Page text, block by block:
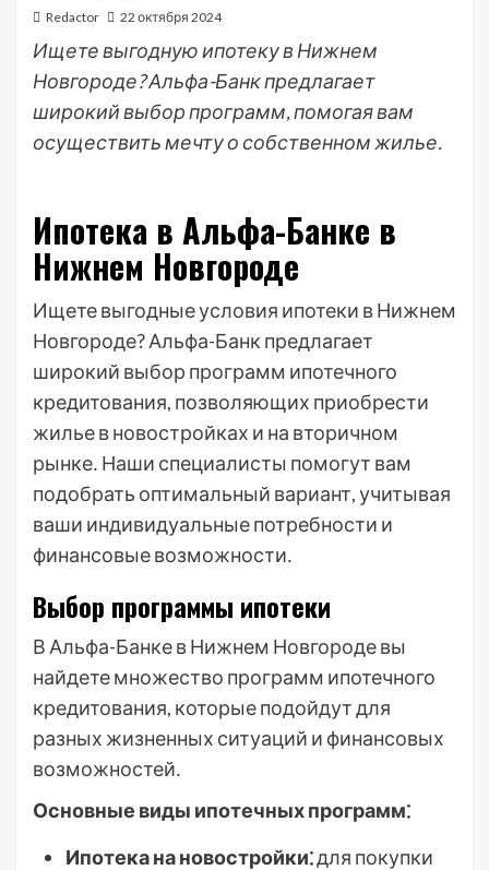
Redactor 22 октября 2024
Ищете выгодную ипотеку в Нижнем
Новгороде? Альфа-Банк предлагает
широкий выбор программ, помогая вам
осуществить мечту о собственном жилье.
Ипотека в Альфа-Банке в
Нижнем Новгороде
Ищете выгодные условия ипотеки в Нижнем
Новгороде? Альфа-Банк предлагает
широкий выбор программ ипотечного
кредитования, позволяющих приобрести
жилье в новостройках и на вторичном
рынке․ Наши специалисты помогут вам
подобрать оптимальный вариант, учитывая
ваши индивидуальные потребности и
финансовые возможности․
Выбор программы ипотеки
В Альфа-Банке в Нижнем Новгороде вы
найдете множество программ ипотечного
кредитования, которые подойдут для
разных жизненных ситуаций и финансовых
возможностей․
Основные виды ипотечных программ⁚
Ипотека на новостройки⁚для покупки